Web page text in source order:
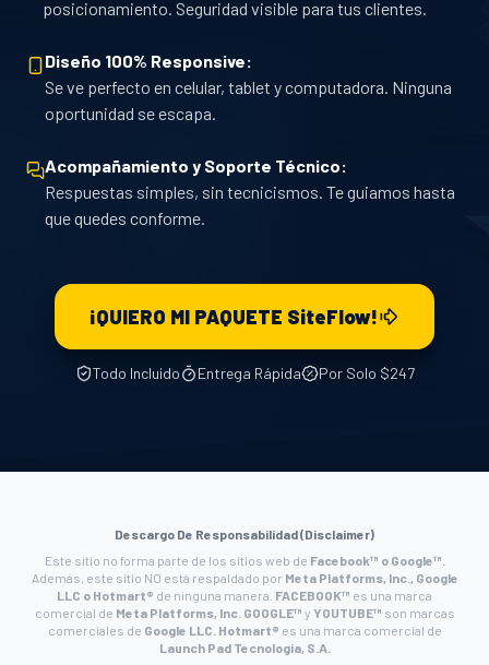
posicionamiento. Seguridad visible para tus clientes.
Diseño 100% Responsive:
Se ve perfecto en celular, tablet y computadora. Ninguna
oportunidad se escapa.
Acompañamiento y Soporte Técnico:
Respuestas simples, sin tecnicismos. Te guiamos hasta
que quedes conforme.
¡QUIERO MI PAQUETE SiteFlow!
Todo Incluido Entrega Rápida Por Solo $247
Descargo De Responsabilidad (Disclaimer)
Este sitio no forma parte de los sitios web de Facebook™ o Google™.
Además, este sitio NO está respaldado por Meta Platforms, Inc., Google
LLC o Hotmart® de ninguna manera. FACEBOOK™ es una marca
comercial de Meta Platforms, Inc. GOOGLE™ y YOUTUBE™ son marcas
comerciales de Google LLC. Hotmart® es una marca comercial de
Launch Pad Tecnologia, S.A.